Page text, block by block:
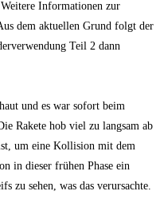
Weitere Informationen zur
dem aktuellen Grund folgt der
Teil 2 dann
und es war sofort beim
Rakete hob viel zu langsam ab
um eine Kollision mit dem
in dieser frühen Phase ein
zu sehen, was das verursachte.